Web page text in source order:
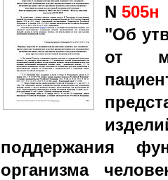
N 505н
"Об
от
поддержания
организма